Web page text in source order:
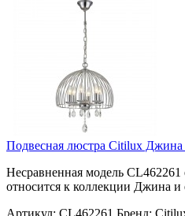
Подвесная люстра Citilux Джина
Несравненная модель
относится к коллекции Джина и